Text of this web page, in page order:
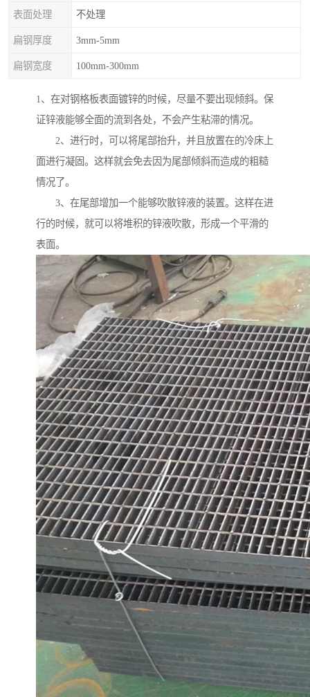
表面处理 不处理
扁钢厚度 3mm-5mm
扁钢宽度 100mm-300mm
1、在对钢格板表面镀锌的时候，尽量不要出现倾斜。保
证锌液能够全面的流到各处，不会产生粘滞的情况。
2、进行时，可以将尾部抬升，并且放置在的冷床上
面进行凝固。这样就会免去因为尾部倾斜而造成的粗糙
情况了。
3、在尾部增加一个能够吹散锌液的装置。这样在进
行的时候，就可以将堆积的锌液吹散，形成一个平滑的
表面。